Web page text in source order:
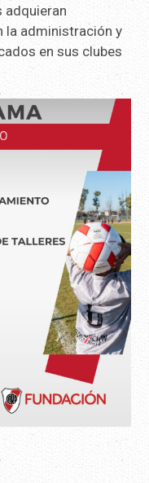
adquieran
la administración y
en sus clubes